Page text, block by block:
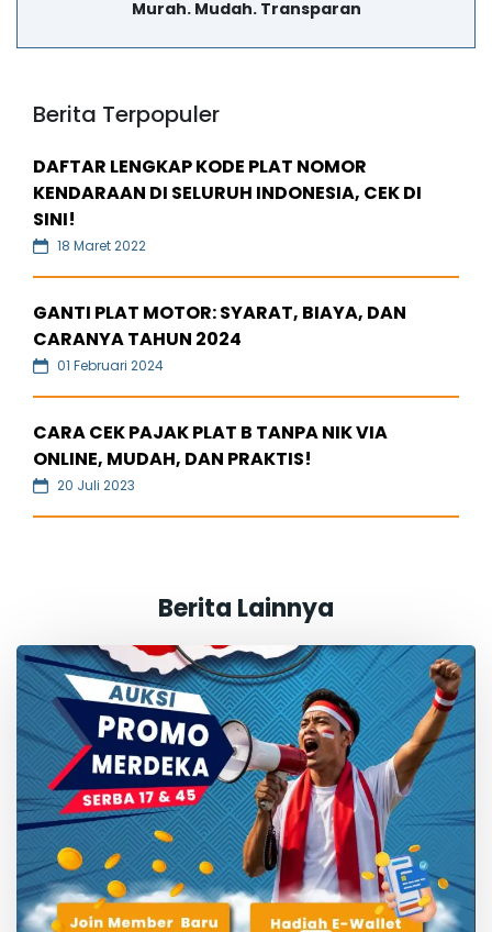
Murah. Mudah. Transparan
Berita Terpopuler
DAFTAR LENGKAP KODE PLAT NOMOR
KENDARAAN DI SELURUH INDONESIA, CEK DI
SINI!
18 Maret 2022
GANTI PLAT MOTOR: SYARAT, BIAYA, DAN
CARANYA TAHUN 2024
01 Februari 2024
CARA CEK PAJAK PLAT B TANPA NIK VIA
ONLINE, MUDAH, DAN PRAKTIS!
20 Juli 2023
Berita Lainnya